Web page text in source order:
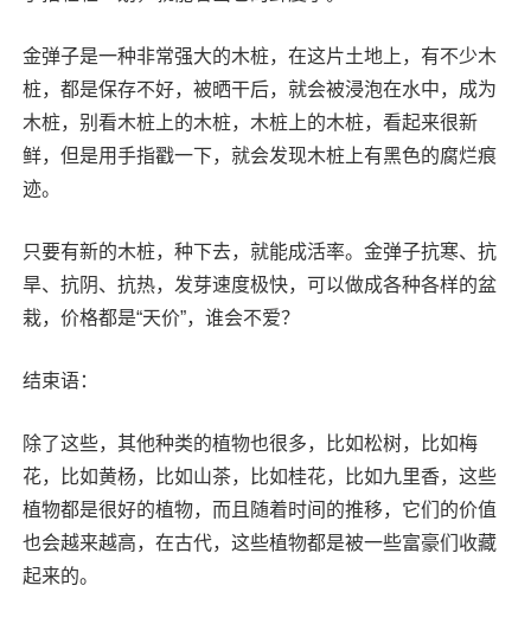
金弹子是一种非常强大的木桩，在这片土地上，有不少木
桩，都是保存不好，被晒干后，就会被浸泡在水中，成为
木桩，别看木桩上的木桩，木桩上的木桩，看起来很新
鲜，但是用手指戳一下，就会发现木桩上有黑色的腐烂痕
迹。
只要有新的木桩，种下去，就能成活率。金弹子抗寒、抗
旱、抗阴、抗热，发芽速度极快，可以做成各种各样的盆
栽，价格都是“天价”，谁会不爱？
结束语：
除了这些，其他种类的植物也很多，比如松树，比如梅
花，比如黄杨，比如山茶，比如桂花，比如九里香，这些
植物都是很好的植物，而且随着时间的推移，它们的价值
也会越来越高，在古代，这些植物都是被一些富豪们收藏
起来的。